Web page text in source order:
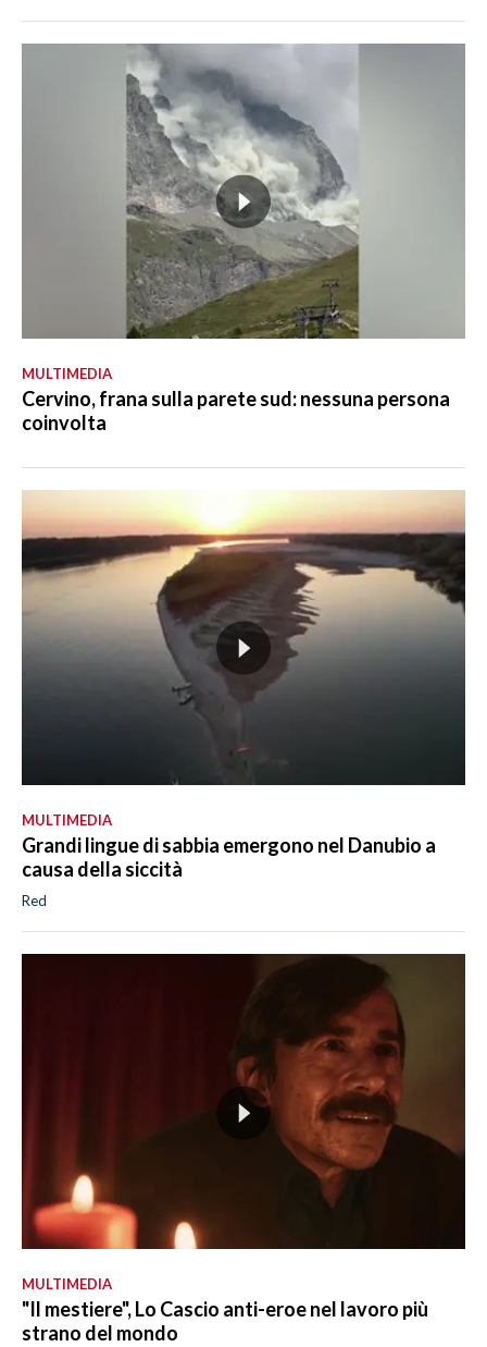
MULTIMEDIA
Cervino, frana sulla parete sud: nessuna persona
coinvolta
MULTIMEDIA
Grandi lingue di sabbia emergono nel Danubio a
causa della siccità
Red
MULTIMEDIA
"Il mestiere", Lo Cascio anti-eroe nel lavoro più
strano del mondo